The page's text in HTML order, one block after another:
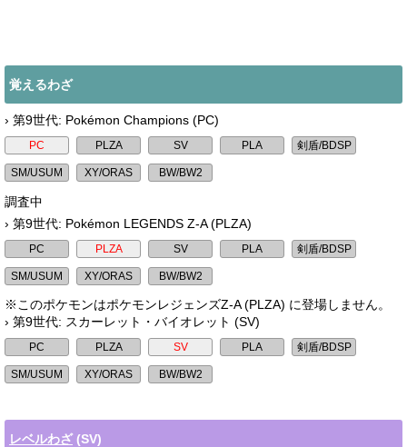
覚えるわざ
› 第9世代: Pokémon Champions (PC)
調査中
› 第9世代: Pokémon LEGENDS Z-A (PLZA)
※このポケモンはポケモンレジェンズZ-A (PLZA) に登場しません。
› 第9世代: スカーレット・バイオレット (SV)
レベルわざ (SV)